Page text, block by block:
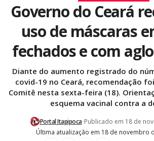
Governo do Ceará
uso de máscaras
fechados e com
Diante do aumento registrado do
covid-19 no Ceará, recomendação
Comitê nesta sexta-feira (18).
esquema vacinal contra a
Última atualização em 18 de novembro
Portal Itapipoca Publicado em 18 de